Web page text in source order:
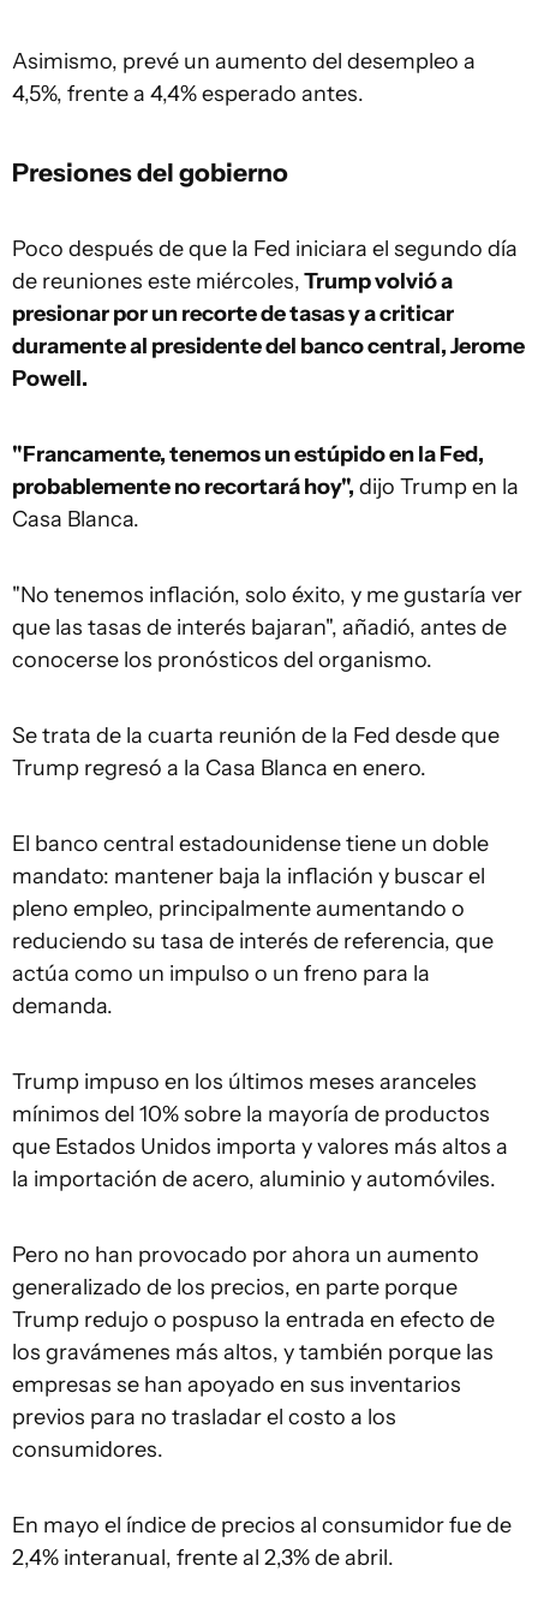
Asimismo, prevé un aumento del desempleo a
4,5%, frente a 4,4% esperado antes.
Presiones del gobierno
Poco después de que la Fed iniciara el segundo día
de reuniones este miércoles,Trump volvió a
presionar por un recorte de tasas y a criticar
duramente al presidente del banco central, Jerome
Powell.
"Francamente, tenemos un estúpido en la Fed,
probablemente no recortará hoy", dijo Trump en la
Casa Blanca.
"No tenemos inflación, solo éxito, y me gustaría ver
que las tasas de interés bajaran", añadió, antes de
conocerse los pronósticos del organismo.
Se trata de la cuarta reunión de la Fed desde que
Trump regresó a la Casa Blanca en enero.
El banco central estadounidense tiene un doble
mandato: mantener baja la inflación y buscar el
pleno empleo, principalmente aumentando o
reduciendo su tasa de interés de referencia, que
actúa como un impulso o un freno para la
demanda.
Trump impuso en los últimos meses aranceles
mínimos del 10% sobre la mayoría de productos
que Estados Unidos importa y valores más altos a
la importación de acero, aluminio y automóviles.
Pero no han provocado por ahora un aumento
generalizado de los precios, en parte porque
Trump redujo o pospuso la entrada en efecto de
los gravámenes más altos, y también porque las
empresas se han apoyado en sus inventarios
previos para no trasladar el costo a los
consumidores.
En mayo el índice de precios al consumidor fue de
2,4% interanual, frente al 2,3% de abril.